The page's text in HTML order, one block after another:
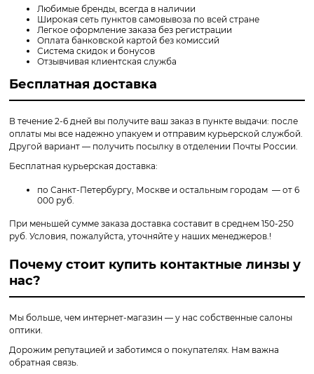
Любимые бренды, всегда в наличии
Широкая сеть пунктов самовывоза по всей стране
Легкое оформление заказа без регистрации
Оплата банковской картой без комиссий
Система скидок и бонусов
Отзывчивая клиентская служба
Бесплатная доставка
В течение 2-6 дней вы получите ваш заказ в пункте выдачи: после
оплаты мы все надежно упакуем и отправим курьерской службой.
Другой вариант — получить посылку в отделении Почты России.
Бесплатная курьерская доставка:
по Санкт-Петербургу, Москве и остальным городам — от 6
000 руб.
При меньшей сумме заказа доставка составит в среднем 150-250
руб. Условия, пожалуйста, уточняйте у наших менеджеров.!
Почему стоит купить контактные линзы у
нас?
Мы больше, чем интернет-магазин — у нас собственные салоны
оптики.
Дорожим репутацией и заботимся о покупателях. Нам важна
обратная связь.